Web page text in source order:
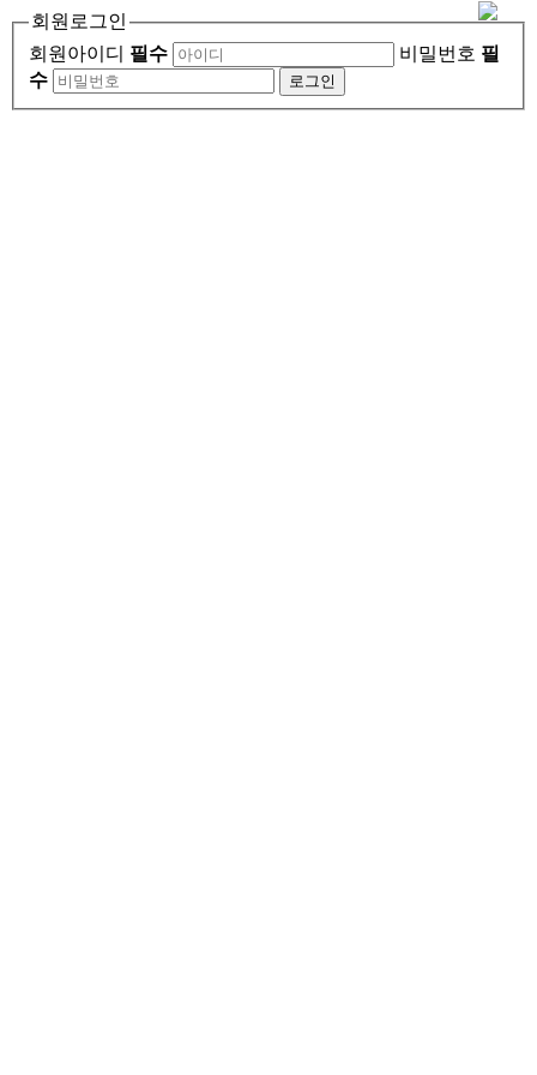
회원로그인
회원아이디 필수 비밀번호 필
수
로그인